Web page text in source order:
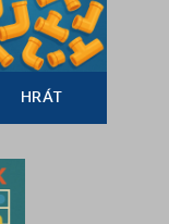
HRÁT